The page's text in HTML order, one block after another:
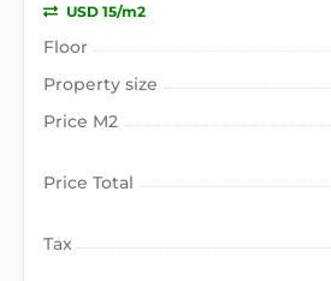
USD 15/m2
Floor
Property size
Price M2
Price Total
Tax